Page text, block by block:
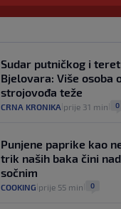
0
automobilom na Hvar
koliko iz Osijeka
VIJESTI 14
Sudar putničkog i
Bjelovara: Više osoba
strojovođa teže
CRNA KRONIKA prije 31 min 0
Punjene paprike kao
trik naših baka čini
sočnim
COOKING prije 55 min 0